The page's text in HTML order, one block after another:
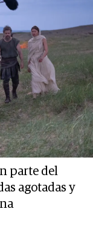
parte del
agotadas y